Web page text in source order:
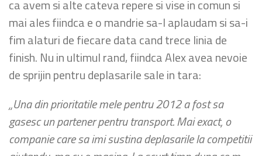
ca avem si alte cateva repere si vise in comun si
mai ales fiindca e o mandrie sa-l aplaudam si sa-i
fim alaturi de fiecare data cand trece linia de
finish. Nu in ultimul rand, fiindca Alex avea nevoie
de sprijin pentru deplasarile sale in tara:
„Una din prioritatile mele pentru 2012 a fost sa
gasesc un partener pentru transport. Mai exact, o
companie care sa imi sustina deplasarile la competitii